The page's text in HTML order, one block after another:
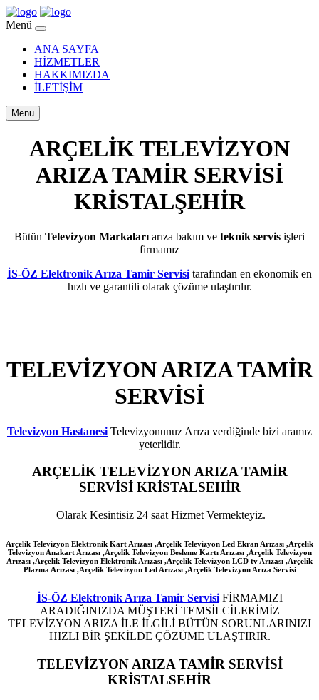
Menü
ANA SAYFA
HİZMETLER
HAKKIMIZDA
İLETİŞİM
Menu
ARÇELİK TELEVİZYON
ARIZA TAMİR SERVİSİ
KRİSTALŞEHİR
Bütün Televizyon Markaları arıza bakım ve teknik servis işleri
firmamız
İS-ÖZ Elektronik Arıza Tamir Servisi tarafından en ekonomik en
hızlı ve garantili olarak çözüme ulaştırılır.
TELEVİZYON ARIZA TAMİR
SERVİSİ
Televizyon Hastanesi Televizyonunuz Arıza verdiğinde bizi aramız
yeterlidir.
ARÇELİK TELEVİZYON ARIZA TAMİR
SERVİSİ KRİSTALSEHİR
Olarak Kesintisiz 24 saat Hizmet Vermekteyiz.
Arçelik Televizyon Elektronik Kart Arızası ,Arçelik Televizyon Led Ekran Arızası ,Arçelik
Televizyon Anakart Arızası ,Arçelik Televizyon Besleme Kartı Arızası ,Arçelik Televizyon
Arızası ,Arçelik Televizyon Elektronik Arızası ,Arçelik Televizyon LCD tv Arızası ,Arçelik
Plazma Arızası ,Arçelik Televizyon Led Arızası,ArçelikTelevizyon Arıza Servisi
İS-ÖZ Elektronik Arıza Tamir ServisiFİRMAMIZI
ARADIĞINIZDA MÜŞTERİ TEMSİLCİLERİMİZ
TELEVİZYON ARIZA İLE İLGİLİ BÜTÜN SORUNLARINIZI
HIZLI BİR ŞEKİLDE ÇÖZÜME ULAŞTIRIR.
TELEVİZYON ARIZA TAMİR SERVİSİ
KRİSTALSEHİR